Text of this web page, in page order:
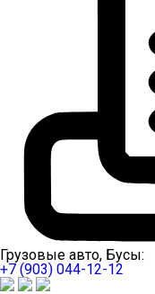
Грузовые авто, Бусы:
+7 (903) 044-12-12